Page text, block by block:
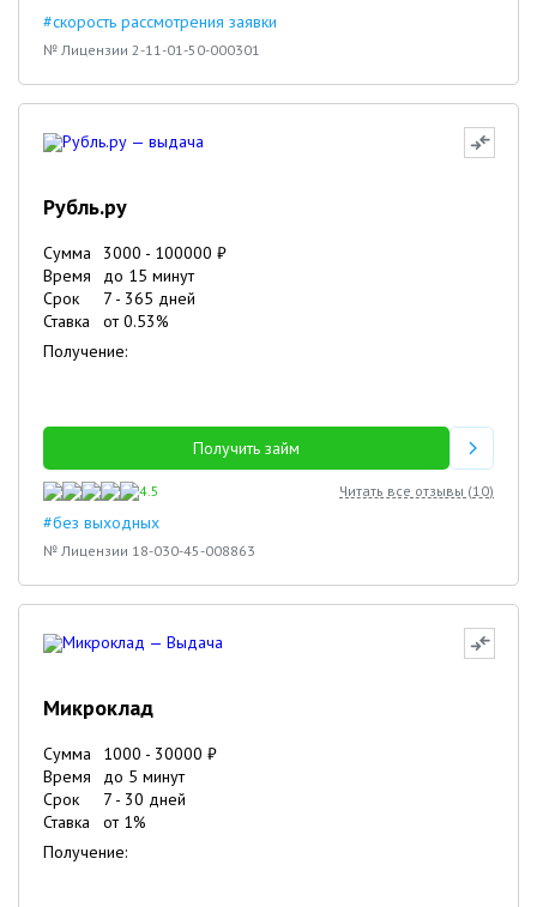
#скорость рассмотрения заявки
№ Лицензии 2-11-01-50-000301
Рубль.ру
Сумма 3000 - 100000 ₽
Время
до 15 минут
Срок
7 - 365 дней
Ставка
от0.53%
Получение:
Получить займ
4.5 Читать все отзывы (10)
#без выходных
№ Лицензии 18-030-45-008863
Микроклад
Сумма 1000 - 30000 ₽
Время
до 5 минут
Срок
7 - 30 дней
Ставка
от 1%
Получение: